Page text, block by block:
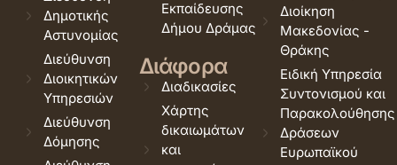
Δημοτικής
Αστυνομίας
Διεύθυνση
Διοικητικών
Υπηρεσιών
Διεύθυνση
Δόμησης
Εκπαίδευσης
Δήμου Δράμας
Διάφορα
Διαδικασίες
Χάρτης
δικαιωμάτων
και
Διοίκηση
Μακεδονίας -
Θράκης
Ειδική Υπηρεσία
Συντονισμού και
Παρακολούθησης
Δράσεων
Ευρωπαϊκού